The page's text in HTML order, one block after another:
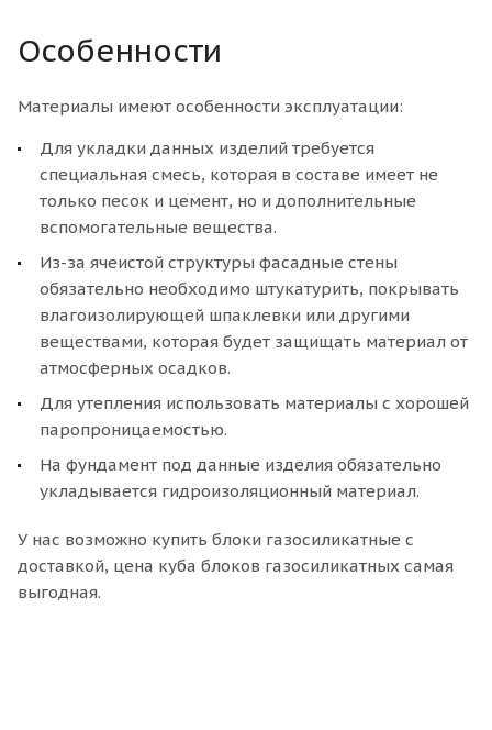
Особенности
Материалы имеют особенности эксплуатации:
Для укладки данных изделий требуется
специальная смесь, которая в составе имеет не
только песок и цемент, но и дополнительные
вспомогательные вещества.
Из-за ячеистой структуры фасадные стены
обязательно необходимо штукатурить, покрывать
влагоизолирующей шпаклевки или другими
веществами, которая будет защищать материал от
атмосферных осадков.
Для утепления использовать материалы с хорошей
паропроницаемостью.
На фундамент под данные изделия обязательно
укладывается гидроизоляционный материал.
У нас возможно купить блоки газосиликатные с
доставкой, цена куба блоков газосиликатных самая
выгодная.